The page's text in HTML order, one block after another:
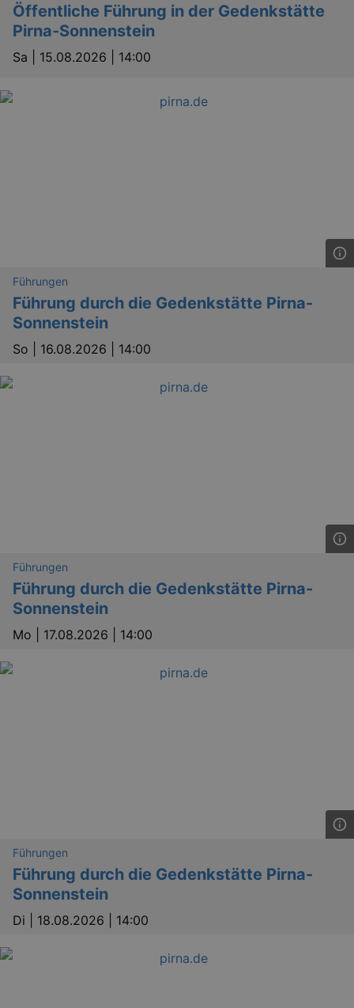
Öffentliche Führung in der Gedenkstätte
Pirna-Sonnenstein
Sa | 15.08.2026 | 14:00
Führungen
Führung durch die Gedenkstätte Pirna-
Sonnenstein
So | 16.08.2026 | 14:00
Führungen
Führung durch die Gedenkstätte Pirna-
Sonnenstein
Mo | 17.08.2026 | 14:00
Führungen
Führung durch die Gedenkstätte Pirna-
Sonnenstein
Di | 18.08.2026 | 14:00